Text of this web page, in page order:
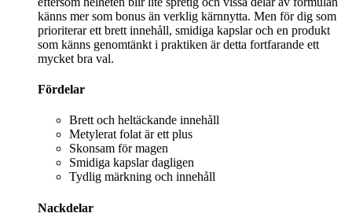
känns mer som bonus än verklig kärnnytta. Men för dig som
prioriterar ett brett innehåll, smidiga kapslar och en produkt
som känns genomtänkt i praktiken är detta fortfarande ett
mycket bra val.
Fördelar
Brett och heltäckande innehåll
Metylerat folat är ett plus
Skonsam för magen
Smidiga kapslar dagligen
Tydlig märkning och innehåll
Nackdelar